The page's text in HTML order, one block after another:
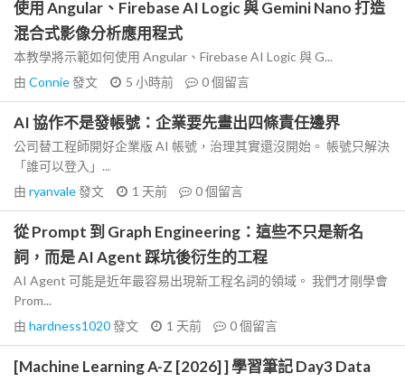
使用 Angular、Firebase AI Logic 與 Gemini Nano 打造
混合式影像分析應用程式
本教學將示範如何使用 Angular、Firebase AI Logic 與 G...
由 Connie發文 5 小時前 0個留言
AI 協作不是發帳號：企業要先畫出四條責任邊界
公司替工程師開好企業版 AI 帳號，治理其實還沒開始。 帳號只解決
「誰可以登入」...
由 ryanvale發文 1 天前 0個留言
從 Prompt 到 Graph Engineering：這些不只是新名
詞，而是 AI Agent 踩坑後衍生的工程
AI Agent 可能是近年最容易出現新工程名詞的領域。 我們才剛學會
Prom...
由 hardness1020發文 1 天前 0個留言
[Machine Learning A-Z [2026] ] 學習筆記 Day3 Data